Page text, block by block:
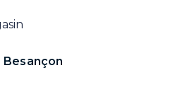
Besançon